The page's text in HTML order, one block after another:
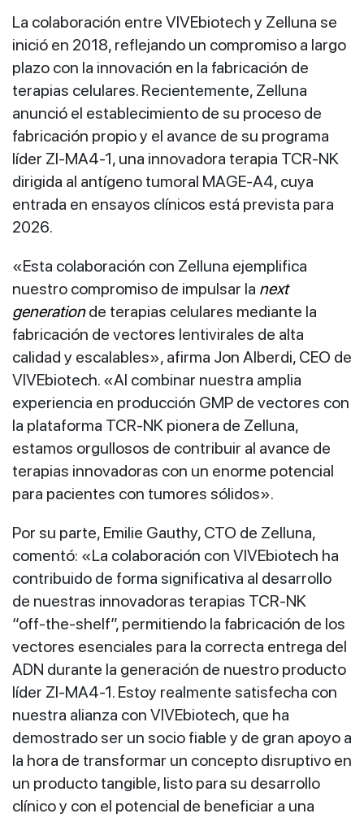
La colaboración entre VIVEbiotech y Zelluna se
inició en 2018, reflejando un compromiso a largo
plazo con la innovación en la fabricación de
terapias celulares. Recientemente, Zelluna
anunció el establecimiento de su proceso de
fabricación propio y el avance de su programa
líder ZI‑MA4‑1, una innovadora terapia TCR‑NK
dirigida al antígeno tumoral MAGE‑A4, cuya
entrada en ensayos clínicos está prevista para
2026.
«Esta colaboración con Zelluna ejemplifica
nuestro compromiso de impulsar la next
generationde terapias celulares mediante la
fabricación de vectores lentivirales de alta
calidad y escalables», afirma Jon Alberdi, CEO de
VIVEbiotech. «Al combinar nuestra amplia
experiencia en producción GMP de vectores con
la plataforma TCR‑NK pionera de Zelluna,
estamos orgullosos de contribuir al avance de
terapias innovadoras con un enorme potencial
para pacientes con tumores sólidos».
Por su parte, Emilie Gauthy, CTO de Zelluna,
comentó: «La colaboración con VIVEbiotech ha
contribuido de forma significativa al desarrollo
de nuestras innovadoras terapias TCR‑NK
“off‑the‑shelf”, permitiendo la fabricación de los
vectores esenciales para la correcta entrega del
ADN durante la generación de nuestro producto
líder ZI‑MA4‑1. Estoy realmente satisfecha con
nuestra alianza con VIVEbiotech, que ha
demostrado ser un socio fiable y de gran apoyo a
la hora de transformar un concepto disruptivo en
un producto tangible, listo para su desarrollo
clínico y con el potencial de beneficiar a una